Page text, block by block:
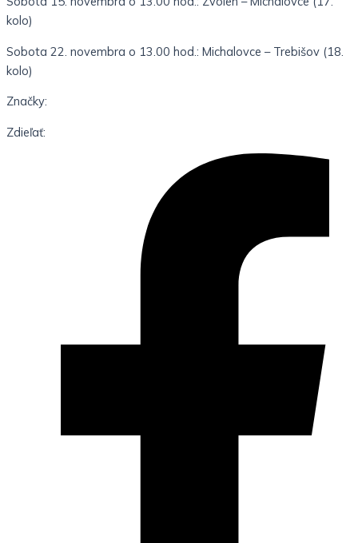
kolo)
Sobota 22. novembra o 13.00 hod.: Michalovce – Trebišov (18.
kolo)
Značky:
Zdieľať: